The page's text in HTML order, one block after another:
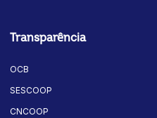
Transparência
OCB
SESCOOP
CNCOOP